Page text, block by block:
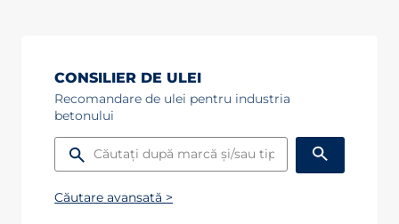
CONSILIER DE ULEI
Recomandare de ulei pentru industria
betonului
Căutare avansată >